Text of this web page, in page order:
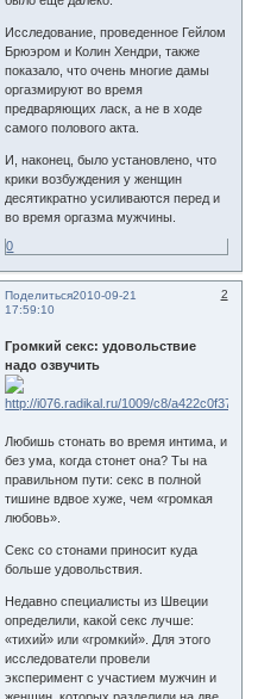
Исследование, проведенное Гейлом
Брюэром и Колин Хендри, также
показало, что очень многие дамы
оргазмируют во время
предваряющих ласк, а не в ходе
самого полового акта.
И, наконец, было установлено, что
крики возбуждения у женщин
десятикратно усиливаются перед и
во время оргазма мужчины.
0
Поделиться 2
2010-09-21
17:59:10
Громкий секс: удовольствие
надо озвучить
Любишь стонать во время интима, и
без ума, когда стонет она? Ты на
правильном пути: секс в полной
тишине вдвое хуже, чем «громкая
любовь».
Секс со стонами приносит куда
больше удовольствия.
Недавно специалисты из Швеции
определили, какой секс лучше:
«тихий» или «громкий». Для этого
исследователи провели
эксперимент с участием мужчин и
женщин, которых разделили на две